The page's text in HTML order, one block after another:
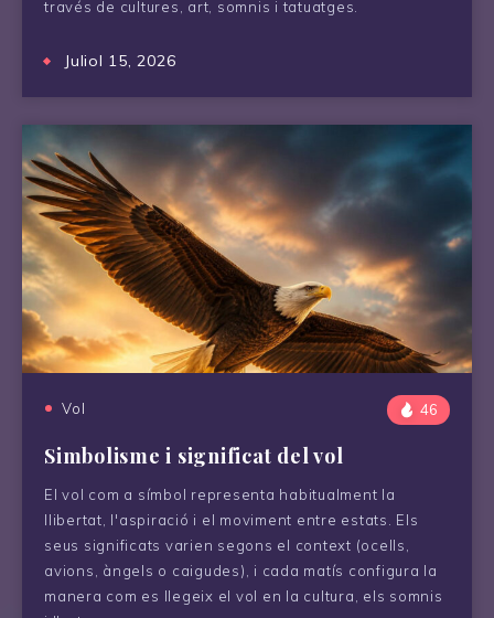
través de cultures, art, somnis i tatuatges.
Juliol 15, 2026
Vol 46
Simbolisme i significat del vol
El vol com a símbol representa habitualment la
llibertat, l'aspiració i el moviment entre estats. Els
seus significats varien segons el context (ocells,
avions, àngels o caigudes), i cada matís configura la
manera com es llegeix el vol en la cultura, els somnis